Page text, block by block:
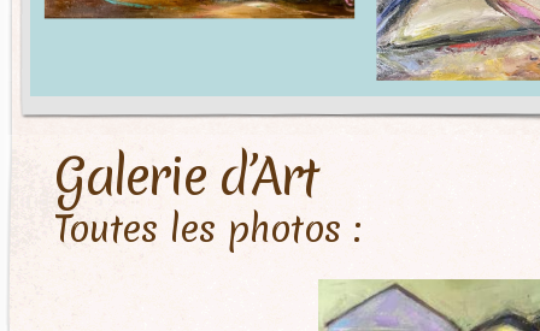
Galerie d’Art
Toutes les photos :